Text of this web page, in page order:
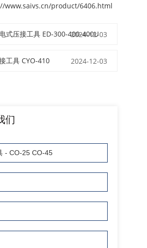
www.saivs.cn/product/6406.html
式压接工具 ED-300-400-400U
2024-12-03
工具 CYO-410 2024-12-03
们